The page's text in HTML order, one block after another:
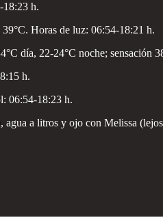
18:23 h.
Horas de luz: 06:54-18:21 h.
día, 22-24°C noche; sensación
h.
06:54-18:23 h.
agua a litros y ojo con Melissa